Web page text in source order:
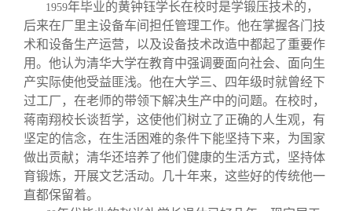
1959年毕业的黄钟钰学长在校时是学锻压技术的，
后来在厂里主设备车间担任管理工作。他在掌握各门技
术和设备生产运营，以及设备技术改造中都起了重要作
用。他认为清华大学在教育中强调要面向社会、面向生
产实际使他受益匪浅。他在大学三、四年级时就曾经下
过工厂，在老师的带领下解决生产中的问题。在校时，
蒋南翔校长谈哲学，这使他们树立了正确的人生观，有
坚定的信念，在生活困难的条件下能坚持下来，为国家
做出贡献；清华还培养了他们健康的生活方式，坚持体
育锻炼，开展文艺活动。几十年来，这些好的传统他一
直都保留着。